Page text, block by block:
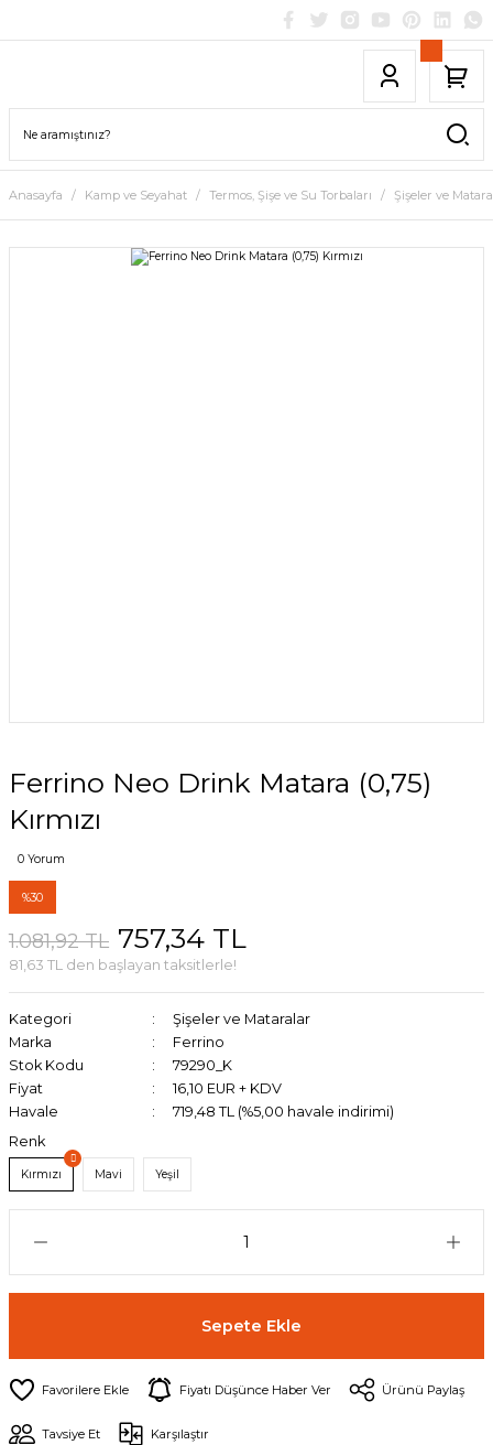
Anasayfa Kamp ve Seyahat Termos, Şişe ve Su Torbaları Şişeler ve
Ferrino Neo Drink Matara (0,75)
Kırmızı
0 Yorum
%30
1.081,92 TL 757,34 TL
81,63 TL den başlayan taksitlerle!
Kategori
Şişeler ve Mataralar
Marka
Ferrino
Stok Kodu
79290_K
Fiyat
16,10 EUR + KDV
Havale
719,48 TL (%5,00 havale indirimi)
Renk
Kırmızı Mavi Yeşil
Sepete Ekle
Fiyatı Düşünce Haber Ver Ürünü Paylaş
Tavsiye Et Karşılaştır